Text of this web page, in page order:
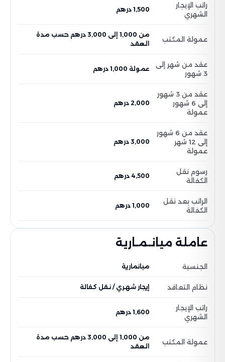
راتب الإيجار
الشهري
1,500 درهم
عمولة المكتب
من 1,000 إلى 3,000 درهم حسب مدة
العقد
عقد من شهر إلى
3 شهور
عمولة 1,000 درهم
عقد من 3 شهور
إلى 6 شهور
عمولة
2,000 درهم
عقد من 6 شهور
إلى 12 شهر
عمولة
3,000 درهم
رسوم نقل
الكفالة
4,500 درهم
الراتب بعد نقل
الكفالة
1,000 درهم
عاملة ميانـمـارية
الجنسية ميانمارية
نظام التعاقد إيجار شهري / نقل كفالة
راتب الإيجار
الشهري
1,600 درهم
عمولة المكتب
من 1,000 إلى 3,000 درهم حسب مدة
العقد